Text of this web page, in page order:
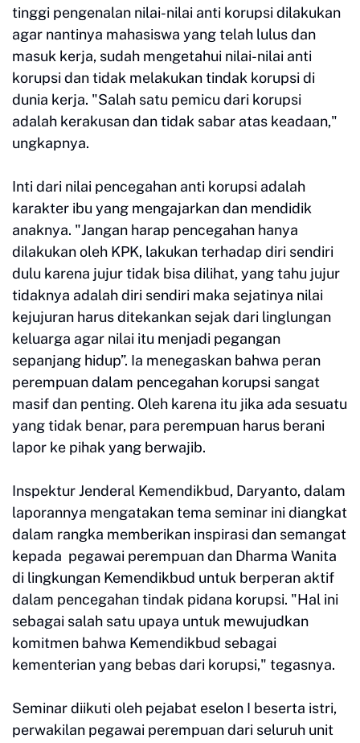
tinggi pengenalan nilai-nilai anti korupsi dilakukan
agar nantinya mahasiswa yang telah lulus dan
masuk kerja, sudah mengetahui nilai-nilai anti
korupsi dan tidak melakukan tindak korupsi di
dunia kerja. "Salah satu pemicu dari korupsi
adalah kerakusan dan tidak sabar atas keadaan,"
ungkapnya.
Inti dari nilai pencegahan anti korupsi adalah
karakter ibu yang mengajarkan dan mendidik
anaknya. "Jangan harap pencegahan hanya
dilakukan oleh KPK, lakukan terhadap diri sendiri
dulu karena jujur tidak bisa dilihat, yang tahu jujur
tidaknya adalah diri sendiri maka sejatinya nilai
kejujuran harus ditekankan sejak dari linglungan
keluarga agar nilai itu menjadi pegangan
sepanjang hidup”. Ia menegaskan bahwa peran
perempuan dalam pencegahan korupsi sangat
masif dan penting. Oleh karena itu jika ada sesuatu
yang tidak benar, para perempuan harus berani
lapor ke pihak yang berwajib.
Inspektur Jenderal Kemendikbud, Daryanto, dalam
laporannya mengatakan tema seminar ini diangkat
dalam rangka memberikan inspirasi dan semangat
kepada pegawai perempuan dan Dharma Wanita
di lingkungan Kemendikbud untuk berperan aktif
dalam pencegahan tindak pidana korupsi. "Hal ini
sebagai salah satu upaya untuk mewujudkan
komitmen bahwa Kemendikbud sebagai
kementerian yang bebas dari korupsi," tegasnya.
Seminar diikuti oleh pejabat eselon I beserta istri,
perwakilan pegawai perempuan dari seluruh unit